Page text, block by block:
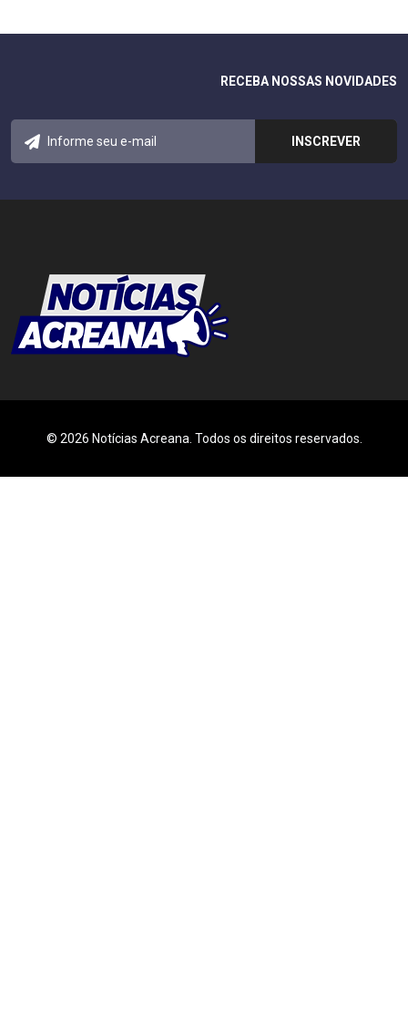
RECEBA NOSSAS NOVIDADES
© 2026 Notícias Acreana. Todos os direitos reservados.